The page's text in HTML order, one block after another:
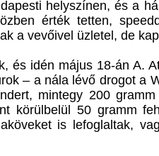
helyszínen, és a
érték tetten,
a vevőivel üzletel, de
és idén május 18-án A.
– a nála lévő drogot a
mintegy 200
körülbelül 50 gramm
is lefoglaltak,